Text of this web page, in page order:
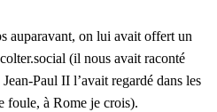
aupa­ra­vant, on lui avait offert un
(il nous avait racon­té
Paul II l’a­vait regar­dé dans les
foule, à Rome je crois).